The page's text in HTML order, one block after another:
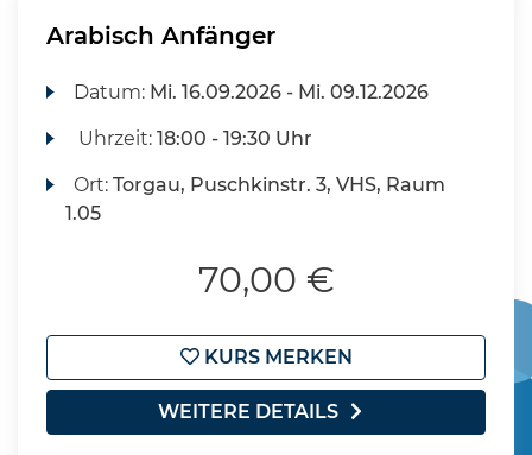
Arabisch Anfänger
Datum: Mi. 16.09.2026 - Mi. 09.12.2026
Uhrzeit:18:00 - 19:30 Uhr
Ort:Torgau, Puschkinstr. 3, VHS, Raum
1.05
70,00 €
KURS MERKEN
WEITERE DETAILS